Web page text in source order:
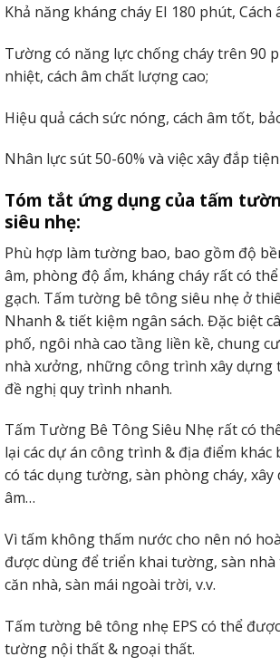
Khả năng kháng cháy EI 180 phút, Cách
Tường có năng lực chống cháy trên 90
nhiệt, cách âm chất lượng cao;
Hiệu quả cách sức nóng, cách âm tốt,
Nhân lực sút 50-60% và việc xây đắp
Tóm tắt ứng dụng của tấm
siêu nhẹ:
Phù hợp làm tường bao, bao gồm độ
âm, phòng độ ẩm, kháng cháy rất có
gạch. Tấm tường bê tông siêu nhẹ ở
Nhanh & tiết kiệm ngân sách. Đặc biệt
phố, ngôi nhà cao tầng liền kề, chung
nhà xưởng, những công trình xây dựng
đề nghị quy trình nhanh.
Tấm Tường Bê Tông Siêu Nhẹ rất có
lại các dự án công trình & địa điểm khác
có tác dụng tường, sàn phòng cháy,
âm…
Vì tấm không thấm nước cho nên nó
được dùng để triển khai tường, sàn
căn nhà, sàn mái ngoài trời, v.v.
Tấm tường bê tông nhẹ EPS có thể
tường nội thất & ngoại thất.